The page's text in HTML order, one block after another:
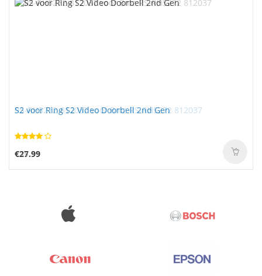
S2 voor Ring S2 Video Doorbell 2nd Gen
€27.99